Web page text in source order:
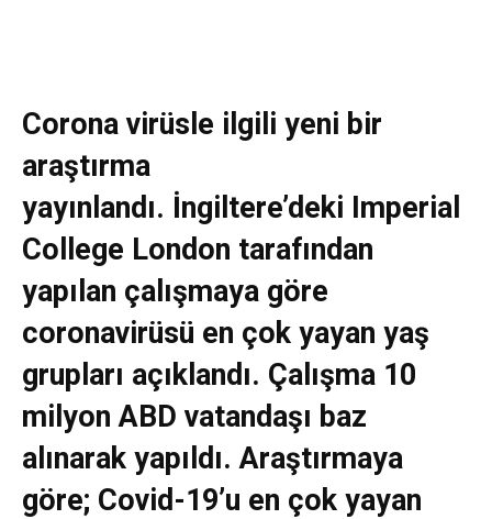
Corona virüsle ilgili yeni bir
araştırma
yayınlandı. İngiltere’deki Imperial
College London tarafından
yapılan çalışmaya göre
coronavirüsü en çok yayan yaş
grupları açıklandı. Çalışma 10
milyon ABD vatandaşı baz
alınarak yapıldı. Araştırmaya
göre; Covid-19’u en çok yayan